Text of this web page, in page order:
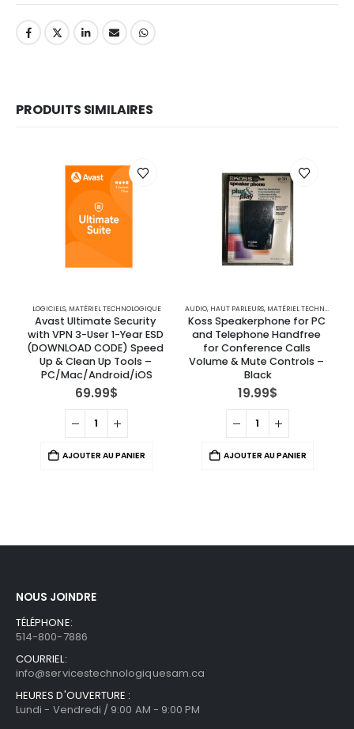
PRODUITS SIMILAIRES
LOGICIELS, MATÉRIEL TECHNOLOGIQUE
Avast Ultimate Security
with VPN 3-User 1-Year ESD
(DOWNLOAD CODE) Speed
Up & Clean Up Tools –
PC/Mac/Android/iOS
69.99$
AJOUTER AU PANIER
AUDIO, HAUT PARLEURS, MATÉRIEL TECHNOLOGIQUE
Koss Speakerphone for PC
and Telephone Handfree
for Conference Calls
Volume & Mute Controls –
Black
19.99$
AJOUTER AU PANIER
NOUS JOINDRE
TÉLÉPHONE:
514-800-7886
COURRIEL:
info@servicestechnologiquesam.ca
HEURES D'OUVERTURE :
Lundi - Vendredi / 9:00 AM - 9:00 PM